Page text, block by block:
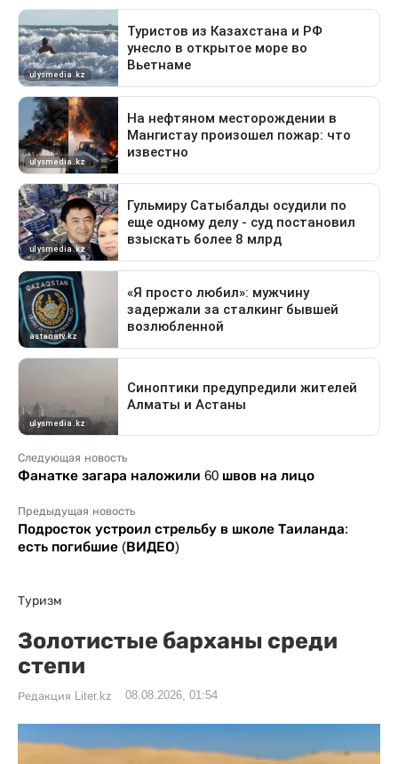
Следующая новость
Фанатке загара наложили 60 швов на лицо
Предыдущая новость
Подросток устроил стрельбу в школе Таиланда:
есть погибшие (ВИДЕО)
Туризм
Золотистые барханы среди
степи
Редакция Liter.kz 08.08.2026, 01:54